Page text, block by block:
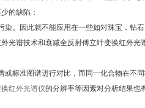
的缺陷：
。因此就不能应用在一些如对珠宝，钻
光谱技术和衰减全反射傅立叶变换红外光
标准图谱进行对比，而同一化合物在不同
红外光谱仪的分辨率等因素对分析结果也